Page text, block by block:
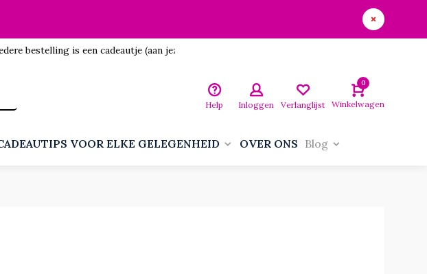
bestelling is een cadeautje (aan jezelf)!
Help Inloggen Verlanglijst
0
Winkelwagen
VOOR ELKE GELEGENHEID OVER ONS Blog